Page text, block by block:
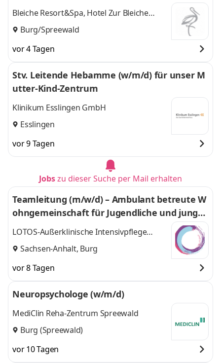
Bleiche Resort&Spa, Hotel Zur Bleiche
Heinrich Michael Clausing e.K.
Burg/Spreewald
vor 4 Tagen
Stv. Leitende Hebamme (w/m/d) für unser M
utter-Kind-Zentrum
Klinikum Esslingen GmbH
Esslingen
vor 9 Tagen
Jobszu dieser Suche per Mail erhalten
Teamleitung (m/w/d) – Ambulant betreute W
ohngemeinschaft für Jugendliche und junge
Erwachsene mit Behinderung und Autismus
LOTOS-Außerklinische Intensivpflege
Mitteldeutschland GmbH
Sachsen-Anhalt, Burg
vor 8 Tagen
Neuropsychologe (w/m/d)
MediClin Reha-Zentrum Spreewald
Burg (Spreewald)
vor 10 Tagen